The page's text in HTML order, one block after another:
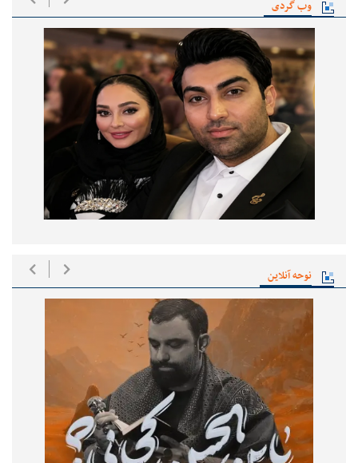
وب گردی
نوحه آنلاین